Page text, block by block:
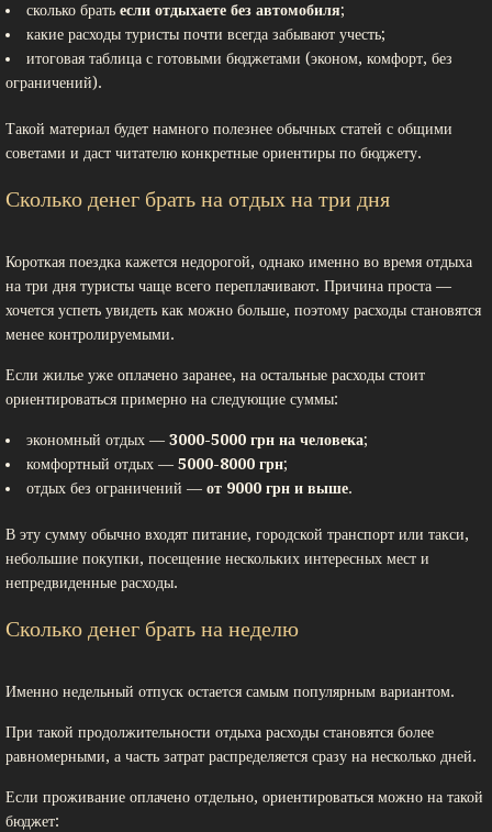
сколько брать если отдыхаете без автомобиля;
какие расходы туристы почти всегда забывают учесть;
итоговая таблица с готовыми бюджетами (эконом, комфорт, без
ограничений).
Такой материал будет намного полезнее обычных статей с общими
советами и даст читателю конкретные ориентиры по бюджету.
Сколько денег брать на отдых на три дня
Короткая поездка кажется недорогой, однако именно во время отдыха
на три дня туристы чаще всего переплачивают. Причина проста —
хочется успеть увидеть как можно больше, поэтому расходы становятся
менее контролируемыми.
Если жилье уже оплачено заранее, на остальные расходы стоит
ориентироваться примерно на следующие суммы:
экономный отдых — 3000-5000 грн на человека;
комфортный отдых — 5000-8000 грн;
отдых без ограничений — от 9000 грн и выше.
В эту сумму обычно входят питание, городской транспорт или такси,
небольшие покупки, посещение нескольких интересных мест и
непредвиденные расходы.
Сколько денег брать на неделю
Именно недельный отпуск остается самым популярным вариантом.
При такой продолжительности отдыха расходы становятся более
равномерными, а часть затрат распределяется сразу на несколько дней.
Если проживание оплачено отдельно, ориентироваться можно на такой
бюджет: